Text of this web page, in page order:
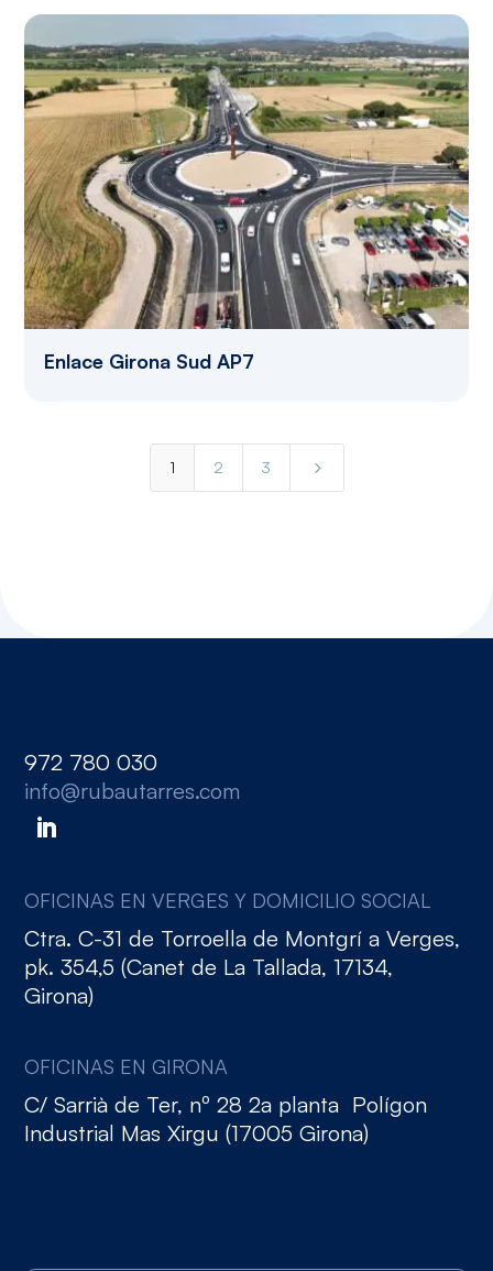
Enlace Girona Sud AP7
1 2 3 5
972 780 030
info@rubautarres.com
OFICINAS EN VERGES Y DOMICILIO SOCIAL
Ctra. C-31 de Torroella de Montgrí a Verges,
pk. 354,5 (Canet de La Tallada, 17134,
Girona)
OFICINAS EN GIRONA
C/ Sarrià de Ter, nº 28 2a planta Polígon
Industrial Mas Xirgu (17005 Girona)